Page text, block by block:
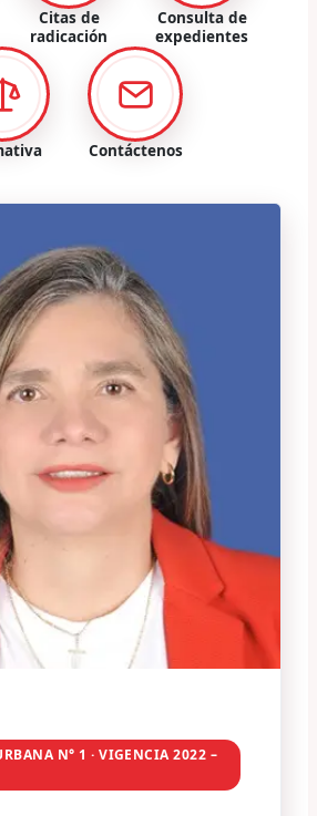
Citas de
radicación
Consulta de
expedientes
Contáctenos
N° 1 · VIGENCIA 2022 –